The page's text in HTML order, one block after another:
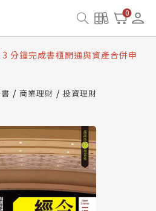
0
位閱讀資產合併與書櫃開通申請
櫃開通常見問題
3 分鐘完成書櫃開通與資產合併申
位閱讀資產合併與書櫃開通申請
商業理財
投資理財